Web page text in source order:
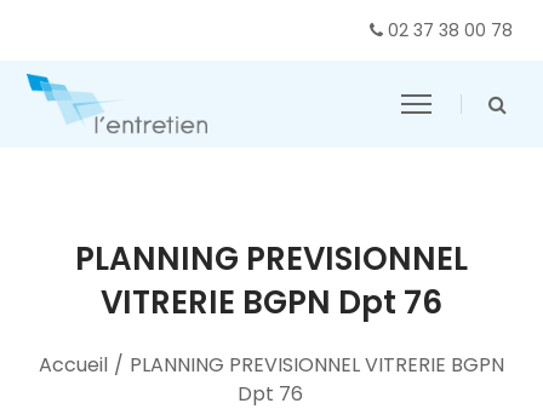
02 37 38 00 78
PLANNING PREVISIONNEL
VITRERIE BGPN Dpt 76
Accueil / PLANNING PREVISIONNEL VITRERIE BGPN
Dpt 76